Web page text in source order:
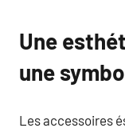
Une
une
Les accessoires